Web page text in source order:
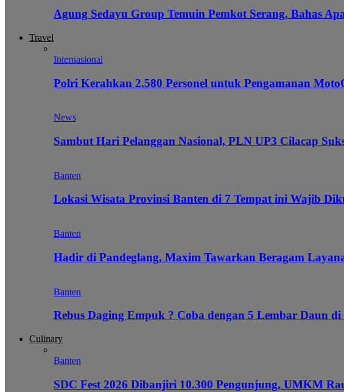
Agung Sedayu Group Temuin Pemkot Serang, Bahas
Travel
Internasional
Polri Kerahkan 2.580 Personel untuk Pengamanan
News
Sambut Hari Pelanggan Nasional, PLN UP3 Cilacap
Banten
Lokasi Wisata Provinsi Banten di 7 Tempat ini Wajib
Banten
Hadir di Pandeglang, Maxim Tawarkan Beragam
Banten
Rebus Daging Empuk ? Coba dengan 5 Lembar Daun
Culinary
Banten
SDC Fest 2026 Dibanjiri 10.300 Pengunjung, UMKM